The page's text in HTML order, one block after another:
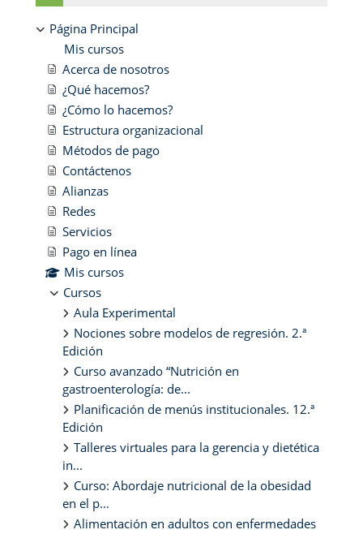
Página Principal
Mis cursos
Acerca de nosotros
¿Qué hacemos?
¿Cómo lo hacemos?
Estructura organizacional
Métodos de pago
Contáctenos
Alianzas
Redes
Servicios
Pago en línea
Mis cursos
Cursos
Aula Experimental
Nociones sobre modelos de regresión. 2.ª
Edición
Curso avanzado “Nutrición en
gastroenterología: de...
Planificación de menús institucionales. 12.ª
Edición
Talleres virtuales para la gerencia y dietética
in...
Curso: Abordaje nutricional de la obesidad
en el p...
Alimentación en adultos con enfermedades